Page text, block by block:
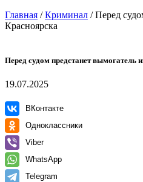
Главная /Криминал /Перед
Красноярска
Перед судом предстанет вымогатель
19.07.2025
ВКонтакте
Одноклассники
Viber
WhatsApp
Telegram